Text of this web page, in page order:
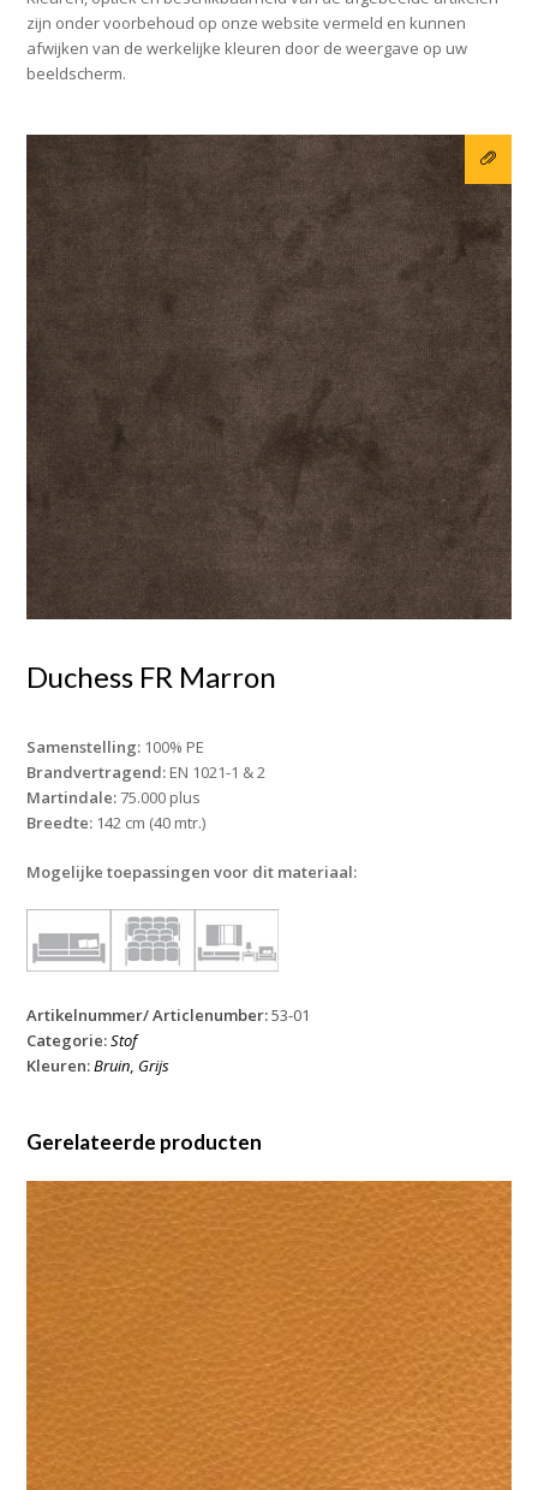
zijn onder voorbehoud op onze website vermeld en kunnen
afwijken van de werkelijke kleuren door de weergave op uw
beeldscherm.
Duchess FR Marron
Samenstelling: 100% PE
Brandvertragend: EN 1021-1 & 2
Martindale:75.000 plus
Breedte: 142 cm (40 mtr.)
Mogelijke toepassingen voor dit materiaal:
Artikelnummer/ Articlenumber:53-01
Categorie:Stof
Kleuren:Bruin, Grijs
Gerelateerde producten